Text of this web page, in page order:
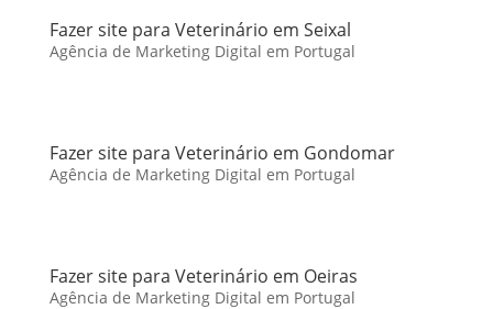
Fazer site para Veterinário em Seixal
Agência de Marketing Digital em Portugal
Fazer site para Veterinário em Gondomar
Agência de Marketing Digital em Portugal
Fazer site para Veterinário em Oeiras
Agência de Marketing Digital em Portugal